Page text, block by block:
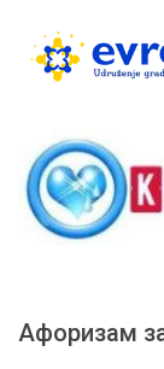
Афоризам